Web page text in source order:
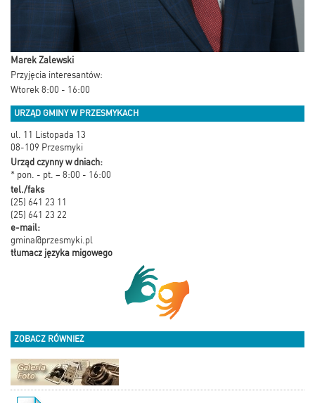
Marek Zalewski
Przyjęcia interesantów:
Wtorek 8:00 - 16:00
URZĄD GMINY W PRZESMYKACH
ul. 11 Listopada 13
08-109 Przesmyki
Urząd czynny w dniach:
* pon. - pt. – 8:00 - 16:00
tel./faks
(25) 641 23 11
(25) 641 23 22
e-mail:
gmina@przesmyki.pl
tłumacz języka migowego
ZOBACZ RÓWNIEŻ